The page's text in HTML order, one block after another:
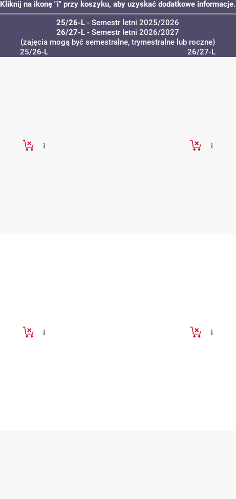
Kliknij na ikonę "i" przy koszyku, aby uzyskać dodatkowe informacje.
25/26-L - Semestr letni 2025/2026
26/27-L - Semestr letni 2026/2027
(zajęcia mogą być semestralne, trymestralne lub roczne)
25/26-L 26/27-L